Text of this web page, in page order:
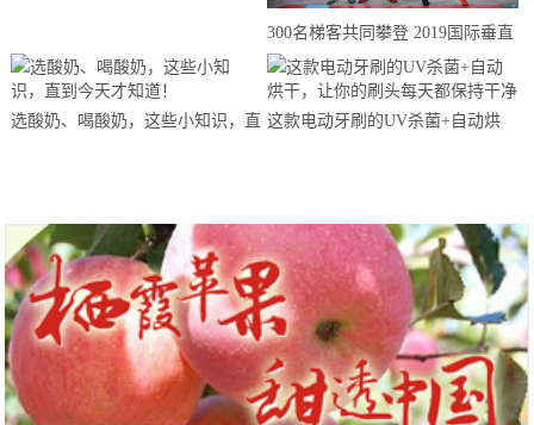
300名梯客共同攀登 2019国际垂直
马拉松超级精英赛顺德海骏达中心
站欢乐开跑
选酸奶、喝酸奶，这些小知识，直 这款电动牙刷的UV杀菌+自动烘